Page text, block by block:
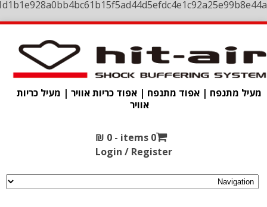
מעיל מתנפח | אפוד מתנפח | אפוד כריות אוויר | מעיל כריות
אוויר
0 items -
₪ 0
Login / Register